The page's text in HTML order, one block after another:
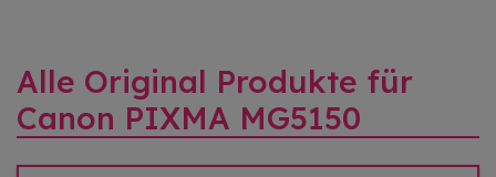
Alle Original Produkte für
Canon PIXMA MG5150